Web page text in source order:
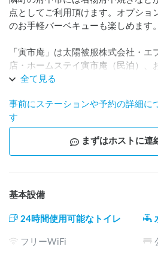
点としてご利用頂けます。オプショ
のお手軽バーベキューも楽しめます。
「寅市庵」は太陽被服株式会社・
店・ホームステイ寅市庵（民泊）、
ねています。
全て見る
事前にステーションや予約の詳細に
す
まずはホストに連
基本設備
24時間使用可能なトイレ
フリーWiFi